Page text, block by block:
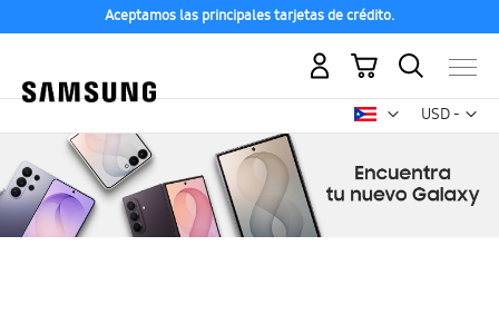
Aceptamos las principales tarjetas de crédito.
USD -
dólar
Mi carrito